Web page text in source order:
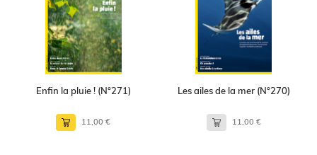
Enfin la pluie ! (N°271)
11,00 €
Les ailes de la mer (N°270)
11,00 €